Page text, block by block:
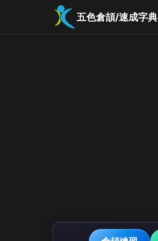
五色倉頡/速成字典